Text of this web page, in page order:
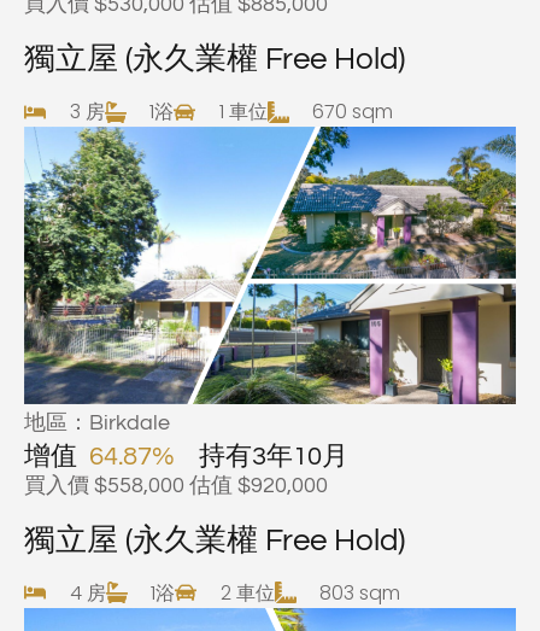
獨立屋 (永久業權 Free Hold)
3 房 1浴 1 車位 670 sqm
地區：Birkdale
增值 64.87% 持有3年10月
買入價 $558,000 估值 $920,000
獨立屋 (永久業權 Free Hold)
4 房 1浴 2 車位 803 sqm